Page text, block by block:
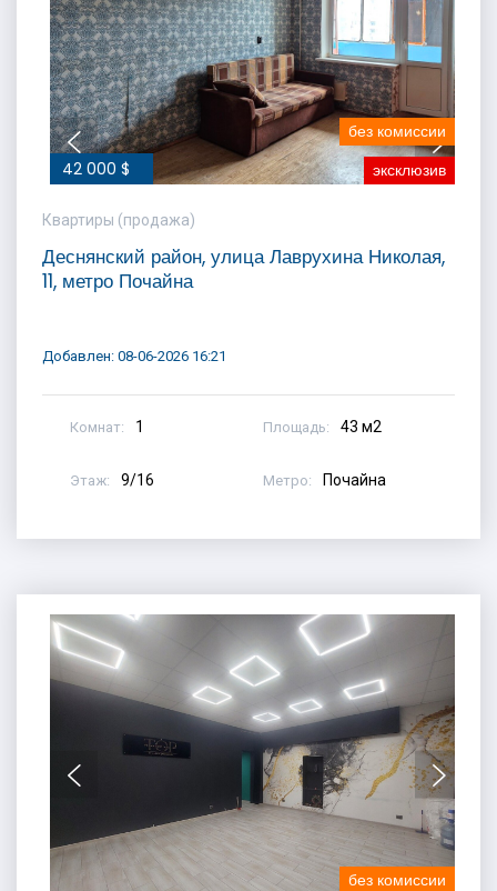
42 000 $ эксклюзив
без комиссии
Квартиры (продажа)
Деснянский район, улица Лаврухина Николая,
11, метро Почайна
Добавлен: 08-06-2026 16:21
Комнат: 1 Площадь: 43 м2
Этаж: 9/16 Метро: Почайна
без комиссии